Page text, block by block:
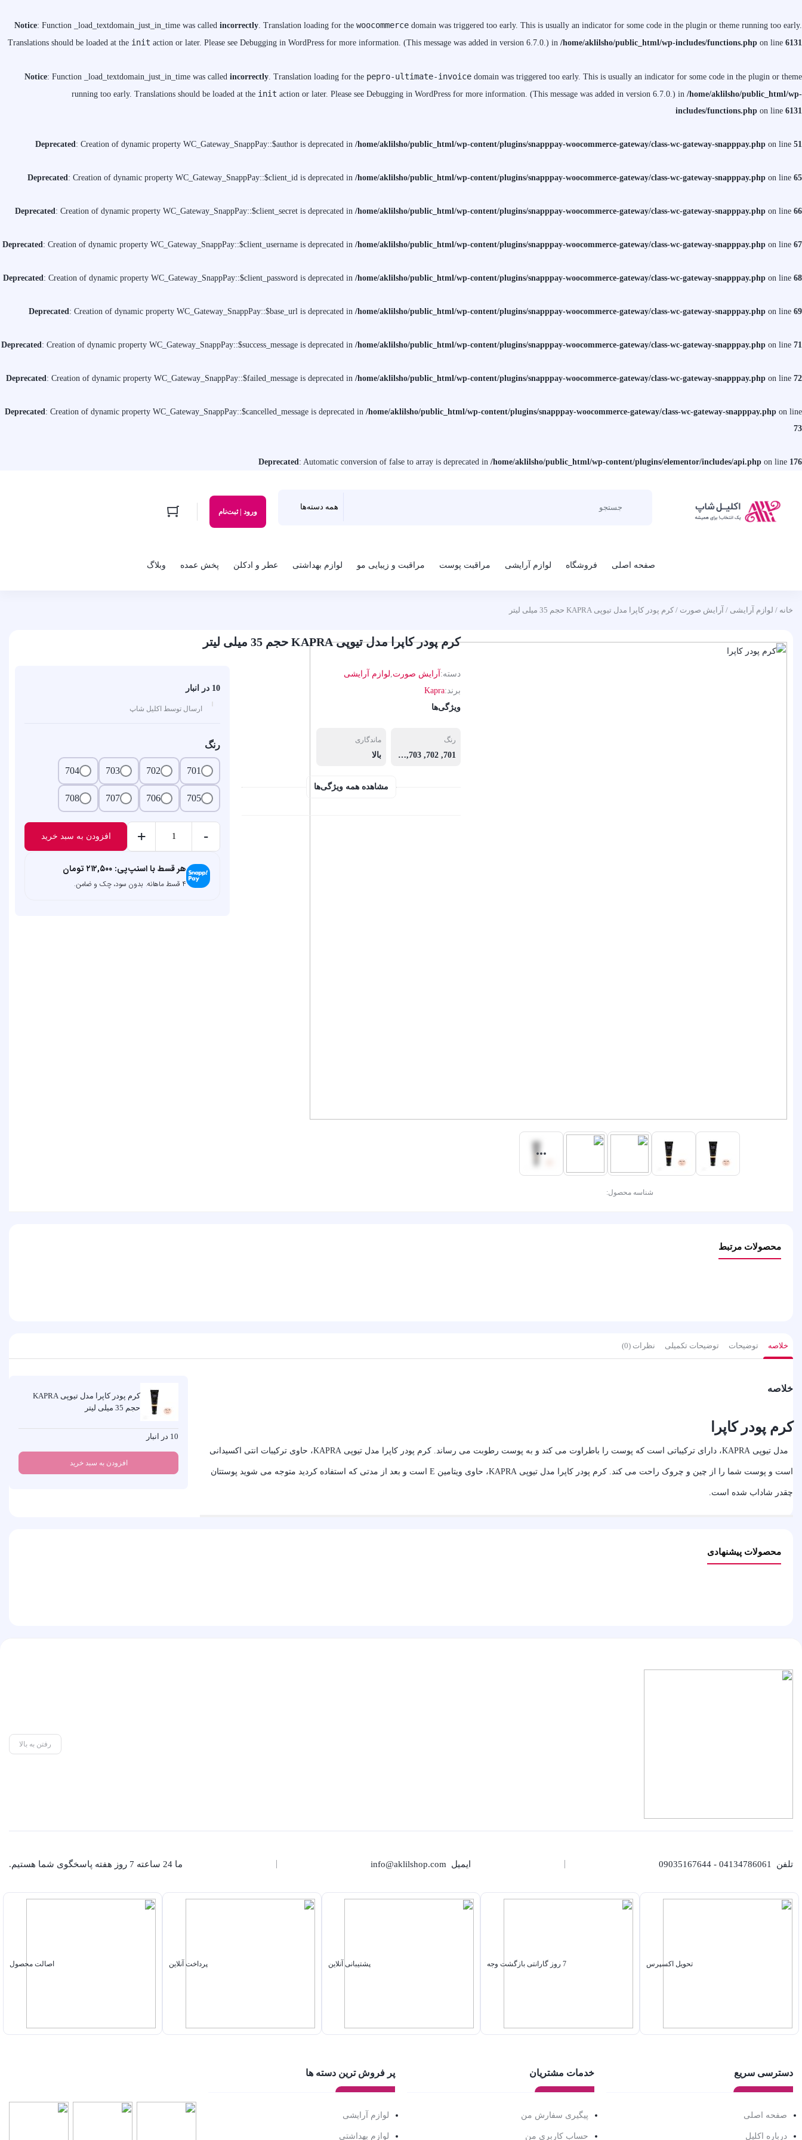
Notice: Function _load_textdomain_just_in_time was called incorrectly. Translation loading for the woocommerce domain was triggered too early. This is usually an indicator for some code in the plugin or theme running too early.
Translations should be loaded at the init action or later. Please see Debugging in WordPress for more information. (This message was added in version 6.7.0.) in /home/aklilsho/public_html/wp-includes/functions.php on line 6131
Notice: Function _load_textdomain_just_in_time was called incorrectly. Translation loading for the pepro-ultimate-invoice domain was triggered too early. This is usually an indicator for some code in the plugin or theme
running too early. Translations should be loaded at the init action or later. Please see Debugging in WordPress for more information. (This message was added in version 6.7.0.) in /home/aklilsho/public_html/wp-
includes/functions.php on line 6131
Deprecated: Creation of dynamic property WC_Gateway_SnappPay::$author is deprecated in /home/aklilsho/public_html/wp-content/plugins/snapppay-woocommerce-gateway/class-wc-gateway-snapppay.php on line 51
Deprecated: Creation of dynamic property WC_Gateway_SnappPay::$client_id is deprecated in /home/aklilsho/public_html/wp-content/plugins/snapppay-woocommerce-gateway/class-wc-gateway-snapppay.php on line 65
Deprecated: Creation of dynamic property WC_Gateway_SnappPay::$client_secret is deprecated in /home/aklilsho/public_html/wp-content/plugins/snapppay-woocommerce-gateway/class-wc-gateway-snapppay.php on line 66
Deprecated: Creation of dynamic property WC_Gateway_SnappPay::$client_username is deprecated in /home/aklilsho/public_html/wp-content/plugins/snapppay-woocommerce-gateway/class-wc-gateway-snapppay.php on line 67
Deprecated: Creation of dynamic property WC_Gateway_SnappPay::$client_password is deprecated in /home/aklilsho/public_html/wp-content/plugins/snapppay-woocommerce-gateway/class-wc-gateway-snapppay.php on line 68
Deprecated: Creation of dynamic property WC_Gateway_SnappPay::$base_url is deprecated in /home/aklilsho/public_html/wp-content/plugins/snapppay-woocommerce-gateway/class-wc-gateway-snapppay.php on line 69
Deprecated: Creation of dynamic property WC_Gateway_SnappPay::$success_message is deprecated in /home/aklilsho/public_html/wp-content/plugins/snapppay-woocommerce-gateway/class-wc-gateway-snapppay.php on line 71
Deprecated: Creation of dynamic property WC_Gateway_SnappPay::$failed_message is deprecated in /home/aklilsho/public_html/wp-content/plugins/snapppay-woocommerce-gateway/class-wc-gateway-snapppay.php on line 72
Deprecated: Creation of dynamic property WC_Gateway_SnappPay::$cancelled_message is deprecated in /home/aklilsho/public_html/wp-content/plugins/snapppay-woocommerce-gateway/class-wc-gateway-snapppay.php on line
73
Deprecated: Automatic conversion of false to array is deprecated in /home/aklilsho/public_html/wp-content/plugins/elementor/includes/api.php on line 176
ورود | ثبت‌نام
صفحه اصلی فروشگاه لوازم آرایشی مراقبت پوست مراقبت و زیبایی مو لوازم بهداشتی عطر و ادکلن پخش عمده وبلاگ
خانه / لوازم آرایشی / آرایش صورت / کرم پودر کاپرا مدل تیوپی KAPRA حجم 35 میلی لیتر
شناسه محصول:
کرم پودر کاپرا مدل تیوپی KAPRA حجم 35 میلی لیتر
دسته: آرایش صورت,لوازم آرایشی
برند:Kapra
ویژگی‌ها
رنگ
701, 702, 703, 704, 705, 706, 707, 707, 708
ماندگاری
بالا
مشاهده همه ویژگی‌ها
10 در انبار
ارسال توسط اکلیل شاپ
رنگ
701
702
703
704
705
706
707
708
کاپرا
-
+ افزودن به سبد خرید
هر قسط با اسنپ‌پی: ۲۱۲,۵۰۰ تومان
۴ قسط ماهانه. بدون سود، چک و ضامن.
محصولات مرتبط
خلاصه توضیحات توضیحات تکمیلی نظرات (0)
خلاصه
کرم پودر کاپرا
مدل تیوپی KAPRA، دارای ترکیباتی است که پوست را باطراوت می کند و به پوست رطوبت می رساند. کرم پودر کاپرا مدل تیوپی KAPRA، حاوی ترکیبات انتی اکسیدانی
است و پوست شما را از چین و چروک راحت می کند. کرم پودر کاپرا مدل تیوپی KAPRA، حاوی ویتامین E است و بعد از مدتی که استفاده کردید متوجه می شوید پوستتان
چقدر شاداب شده است.
کرم پودر کاپرا مدل تیوپی KAPRA
حجم 35 میلی لیتر
10 در انبار
افزودن به سبد خرید
محصولات پیشنهادی
رفتن به بالا
تلفن 04134786061 - 09035167644 ایمیل info@aklilshop.com ما 24 ساعته 7 روز هفته پاسخگوی شما هستیم.
تحویل اکسپرس 7 روز گارانتی بازگشت وجه پشتیبانی آنلاین پرداخت آنلاین اصالت محصول
دسترسی سریع
صفحه اصلی
درباره اکلیل
خدمات مشتریان
پیگیری سفارش من
حساب کاربری من
پر فروش ترین دسته ها
لوازم آرایشی
لوازم بهداشتی